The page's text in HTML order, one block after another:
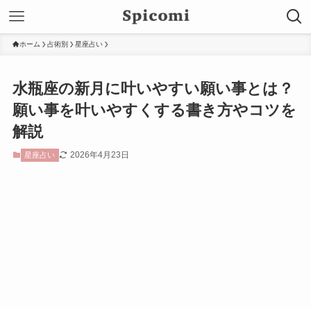
ホーム 占術別 星座占い
水瓶座の新月に叶いやすい願い事とは？
願い事を叶いやすくする書き方やコツを
解説
星座占い 2026年4月23日